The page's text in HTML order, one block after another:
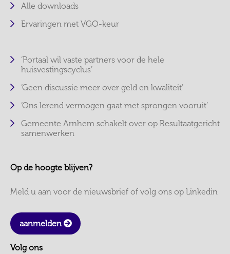
Alle downloads
Ervaringen met VGO-keur
‘Portaal wil vaste partners voor de hele
huisvestingscyclus’
‘Geen discussie meer over geld en kwaliteit’
‘Ons lerend vermogen gaat met sprongen vooruit’
Gemeente Arnhem schakelt over op Resultaatgericht
samenwerken
Op de hoogte blijven?
Meld u aan voor de nieuwsbrief of volg ons op Linkedin
aanmelden
Volg ons